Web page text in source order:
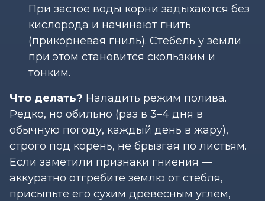
При застое воды корни задыхаются без
кислорода и начинают гнить
(прикорневая гниль). Стебель у земли
при этом становится скользким и
тонким.
Что делать? Наладить режим полива.
Редко, но обильно (раз в 3–4 дня в
обычную погоду, каждый день в жару),
строго под корень, не брызгая по листьям.
Если заметили признаки гниения —
аккуратно отгребите землю от стебля,
присыпьте его сухим древесным углем,